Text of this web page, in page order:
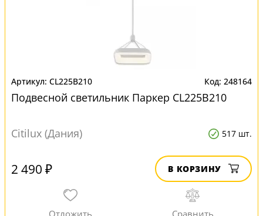
CL225B210 248164
Подвесной светильник Паркер CL225B210
Citilux (Дания) 517 шт.
2 490 ₽ В КОРЗИНУ